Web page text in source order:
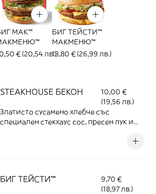
МАК™
€ (20,54 лв.)
БИГ ТЕЙСТИ™
МАКМЕНЮ™
13,80 € (26,99 лв.)
STEAKHOUSE БЕКОН
10,00 €
(19,56 лв.)
Златисто сусамено хлебче със
специален стекхаус сос, пресен лук и
БИГ ТЕЙСТИ™
9,70 €
(18,97 лв.)